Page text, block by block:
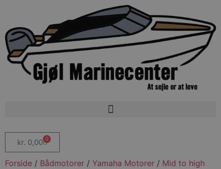
kr. 0,00 0
Forside / Bådmotorer / Yamaha Motorer / Mid to high